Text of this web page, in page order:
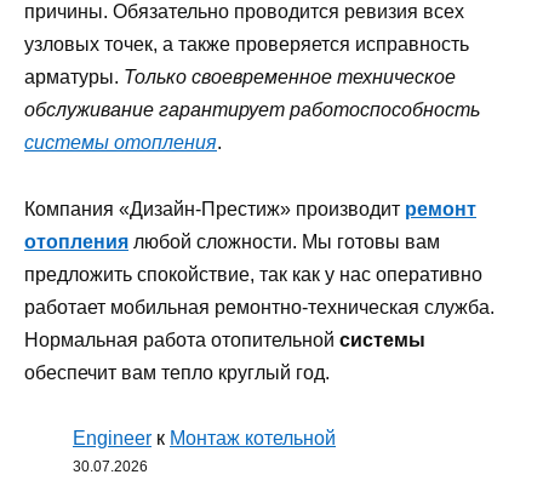
причины. Обязательно проводится ревизия всех
узловых точек, а также проверяется исправность
арматуры. Только своевременное техническое
обслуживание гарантирует работоспособность
системы отопления.
Компания «Дизайн-Престиж» производит ремонт
отопления любой сложности. Мы готовы вам
предложить спокойствие, так как у нас оперативно
работает мобильная ремонтно-техническая служба.
Нормальная работа отопительной системы
обеспечит вам тепло круглый год.
Engineer к Монтаж котельной
30.07.2026